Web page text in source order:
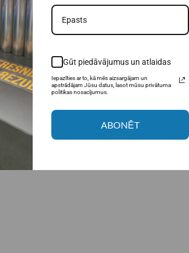
Gūt piedāvājumus un atlaidas
Iepazīties ar to, kā mēs aizsargājam un
apstrādājam Jūsu datus, lasot mūsu privātuma
politikas nosacījumus.
ABONĒT